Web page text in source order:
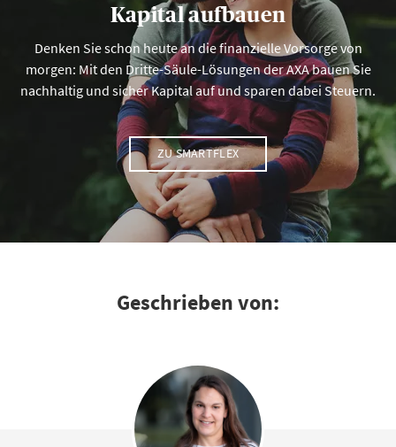
Kapital aufbauen
Denken Sie schon heute an die finanzielle Vorsorge von
morgen: Mit den Dritte-Säule-Lösungen der AXA bauen Sie
nachhaltig und sicher Kapital auf und sparen dabei Steuern.
ZU SMARTFLEX
Geschrieben von: